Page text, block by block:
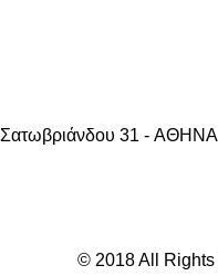
Σατωβριάνδου 31 - AΘHNA
© 2018 All Rights